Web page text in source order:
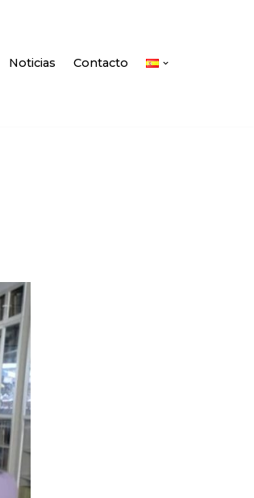
Noticias Contacto